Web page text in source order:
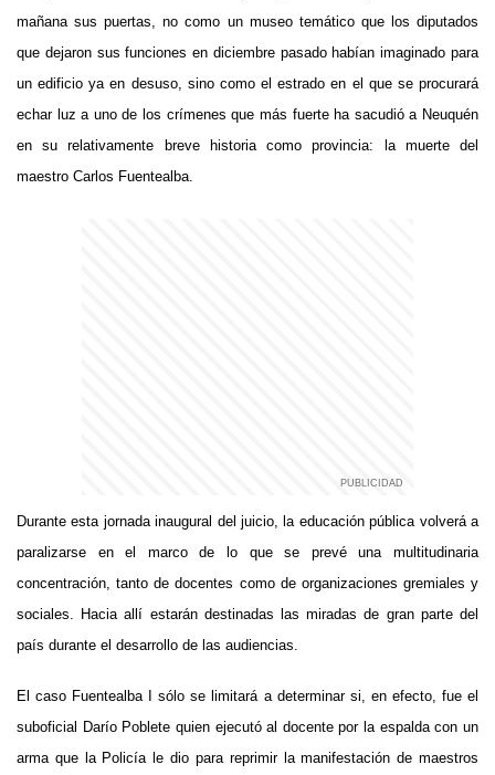
mañana sus puertas, no como un museo temático que los diputados
que dejaron sus funciones en diciembre pasado habían imaginado para
un edificio ya en desuso, sino como el estrado en el que se procurará
echar luz a uno de los crímenes que más fuerte ha sacudió a Neuquén
en su relativamente breve historia como provincia: la muerte del
maestro Carlos Fuentealba.
Durante esta jornada inaugural del juicio, la educación pública volverá a
paralizarse en el marco de lo que se prevé una multitudinaria
concentración, tanto de docentes como de organizaciones gremiales y
sociales. Hacia allí estarán destinadas las miradas de gran parte del
país durante el desarrollo de las audiencias.
El caso Fuentealba I sólo se limitará a determinar si, en efecto, fue el
suboficial Darío Poblete quien ejecutó al docente por la espalda con un
arma que la Policía le dio para reprimir la manifestación de maestros